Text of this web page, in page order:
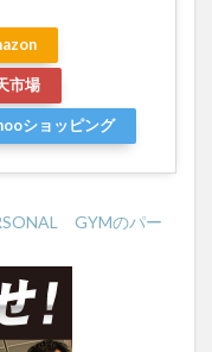
市場
ショッピング
GYMのパー